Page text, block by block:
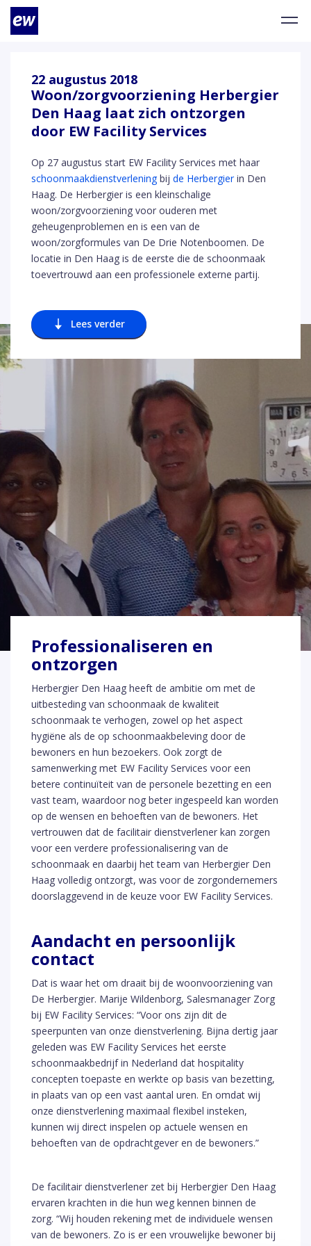
22 augustus 2018
Woon/zorgvoorziening Herbergier
Den Haag laat zich ontzorgen
door EW Facility Services
Op 27 augustus start EW Facility Services met haar
schoonmaakdienstverleningbij de Herbergierin Den
Haag. De Herbergier is een kleinschalige
woon/zorgvoorziening voor ouderen met
geheugenproblemen en is een van de
woon/zorgformules van De Drie Notenboomen. De
locatie in Den Haag is de eerste die de schoonmaak
toevertrouwd aan een professionele externe partij.
Lees verder
Professionaliseren en
ontzorgen
Herbergier Den Haag heeft de ambitie om met de
uitbesteding van schoonmaak de kwaliteit
schoonmaak te verhogen, zowel op het aspect
hygiëne als de op schoonmaakbeleving door de
bewoners en hun bezoekers. Ook zorgt de
samenwerking met EW Facility Services voor een
betere continuïteit van de personele bezetting en een
vast team, waardoor nog beter ingespeeld kan worden
op de wensen en behoeften van de bewoners. Het
vertrouwen dat de facilitair dienstverlener kan zorgen
voor een verdere professionalisering van de
schoonmaak en daarbij het team van Herbergier Den
Haag volledig ontzorgt, was voor de zorgondernemers
doorslaggevend in de keuze voor EW Facility Services.
Aandacht en persoonlijk
contact
Dat is waar het om draait bij de woonvoorziening van
De Herbergier. Marije Wildenborg, Salesmanager Zorg
bij EW Facility Services: “Voor ons zijn dit de
speerpunten van onze dienstverlening. Bijna dertig jaar
geleden was EW Facility Services het eerste
schoonmaakbedrijf in Nederland dat hospitality
concepten toepaste en werkte op basis van bezetting,
in plaats van op een vast aantal uren. En omdat wij
onze dienstverlening maximaal flexibel insteken,
kunnen wij direct inspelen op actuele wensen en
behoeften van de opdrachtgever en de bewoners.”
De facilitair dienstverlener zet bij Herbergier Den Haag
ervaren krachten in die hun weg kennen binnen de
zorg. “Wij houden rekening met de individuele wensen
van de bewoners. Zo is er een vrouwelijke bewoner bij